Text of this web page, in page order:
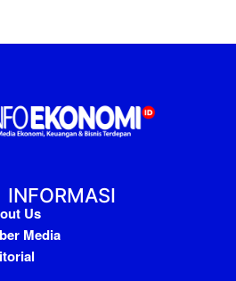
INFORMASI
Us
Media